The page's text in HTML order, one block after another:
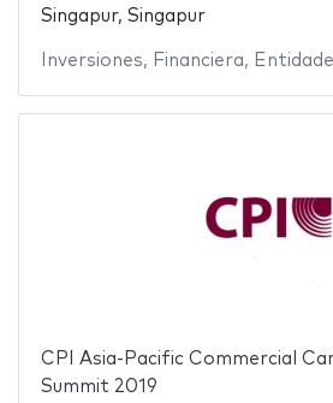
Singapur, Singapur
Inversiones, Financiera,
CPI Asia-Pacific Commercial
Summit 2019